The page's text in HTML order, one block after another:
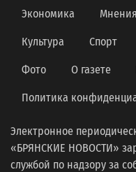
Экономика Мнения
Культура Спорт
Фото О газете
Политика
Электронное
«БРЯНСКИЕ НОВОСТИ»
службой по надзору за